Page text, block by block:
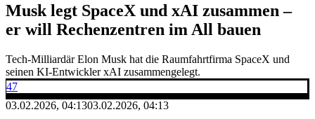
Musk legt SpaceX und xAI zusammen –
er will Rechenzentren im All bauen
Tech-Milliardär Elon Musk hat die Raumfahrtfirma SpaceX und
seinen KI-Entwickler xAI zusammengelegt.
47
03.02.2026, 04:1303.02.2026, 04:13